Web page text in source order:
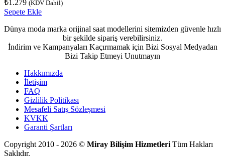
₺1.279 (KDV Dahil)
Sepete Ekle
Dünya moda marka orijinal saat modellerini sitemizden güvenle hızlı
bir şekilde sipariş verebilirsiniz.
İndirim ve Kampanyaları Kaçırmamak için Bizi Sosyal Medyadan
Bizi Takip Etmeyi Unutmayın
Hakkımızda
İletişim
FAQ
Gizlilik Politikası
Mesafeli Satış Sözleşmesi
KVKK
Garanti Şartları
Copyright 2010 - 2026 © Miray Bilişim Hizmetleri Tüm Hakları
Saklıdır.